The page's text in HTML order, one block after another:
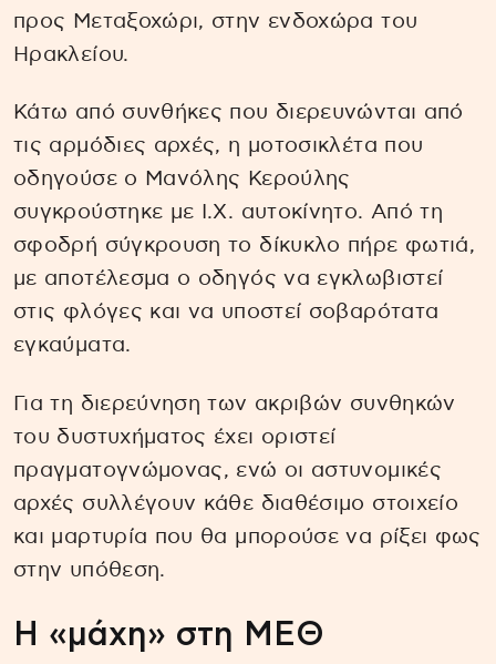
προς Μεταξοχώρι, στην ενδοχώρα του
Ηρακλείου.
Κάτω από συνθήκες που διερευνώνται από
τις αρμόδιες αρχές, η μοτοσικλέτα που
οδηγούσε ο Μανόλης Κερούλης
συγκρούστηκε με Ι.Χ. αυτοκίνητο. Από τη
σφοδρή σύγκρουση το δίκυκλο πήρε φωτιά,
με αποτέλεσμα ο οδηγός να εγκλωβιστεί
στις φλόγες και να υποστεί σοβαρότατα
εγκαύματα.
Για τη διερεύνηση των ακριβών συνθηκών
του δυστυχήματος έχει οριστεί
πραγματογνώμονας, ενώ οι αστυνομικές
αρχές συλλέγουν κάθε διαθέσιμο στοιχείο
και μαρτυρία που θα μπορούσε να ρίξει φως
στην υπόθεση.
Η «μάχη» στη ΜΕΘ